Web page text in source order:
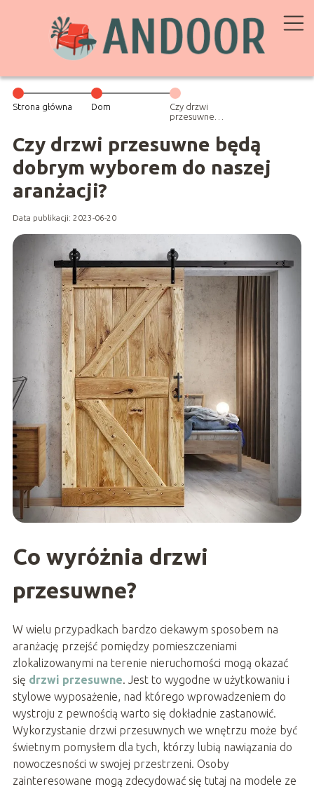
Strona główna Dom
Czy drzwi
przesuwne
wyborem do
naszej aranżacji?
Czy drzwi przesuwne będą
dobrym wyborem do naszej
aranżacji?
Data publikacji: 2023-06-20
Co wyróżnia drzwi
przesuwne?
W wielu przypadkach bardzo ciekawym sposobem na
aranżację przejść pomiędzy pomieszczeniami
zlokalizowanymi na terenie nieruchomości mogą okazać
się drzwi przesuwne. Jest to wygodne w użytkowaniu i
stylowe wyposażenie, nad którego wprowadzeniem do
wystroju z pewnością warto się dokładnie zastanowić.
Wykorzystanie drzwi przesuwnych we wnętrzu może być
świetnym pomysłem dla tych, którzy lubią nawiązania do
nowoczesności w swojej przestrzeni. Osoby
zainteresowane mogą zdecydować się tutaj na modele ze